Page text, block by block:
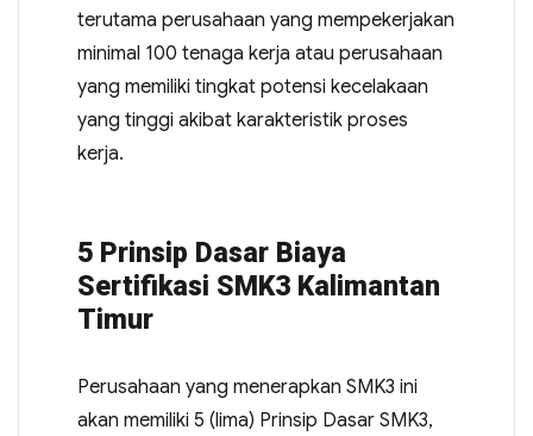
terutama perusahaan yang mempekerjakan
minimal 100 tenaga kerja atau perusahaan
yang memiliki tingkat potensi kecelakaan
yang tinggi akibat karakteristik proses
kerja.
5 Prinsip Dasar Biaya
Sertifikasi SMK3 Kalimantan
Timur
Perusahaan yang menerapkan SMK3 ini
akan memiliki 5 (lima) Prinsip Dasar SMK3,